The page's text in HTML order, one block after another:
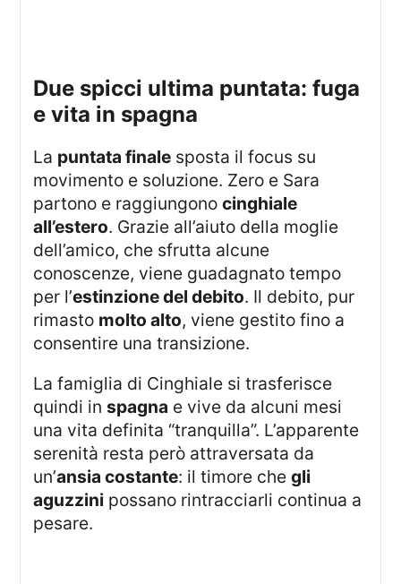
due spicci ultima puntata: fuga
e vita in spagna
La puntata finale sposta il focus su
movimento e soluzione. Zero e Sara
partono e raggiungonocinghiale
all’estero. Grazie all’aiuto della moglie
dell’amico, che sfrutta alcune
conoscenze, viene guadagnato tempo
per l’estinzione del debito. Il debito, pur
rimasto molto alto, viene gestito fino a
consentire una transizione.
La famiglia di Cinghiale si trasferisce
quindi inspagna e vive da alcuni mesi
una vita definita “tranquilla”. L’apparente
serenità resta però attraversata da
un’ansia costante: il timore chegli
aguzzini possano rintracciarli continua a
pesare.